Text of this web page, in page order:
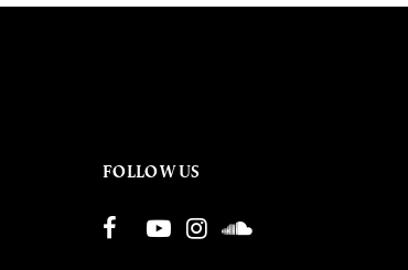
FOLLOW US